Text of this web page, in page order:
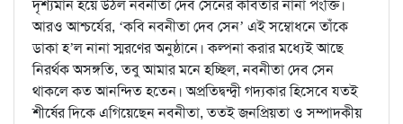
দৃশ্যমান হয়ে উঠল নবনীতা দেব সেনের কবিতার নানা পংক্তি।
আরও আশ্চর্যের, ‘কবি নবনীতা দেব সেন’ এই সম্বোধনে তাঁকে
ডাকা হ’ল নানা স্মরণের অনুষ্ঠানে। কল্পনা করার মধ্যেই আছে
নিরর্থক অসঙ্গতি, তবু আমার মনে হচ্ছিল, নবনীতা দেব সেন
থাকলে কত আনন্দিত হতেন। অপ্রতিদ্বন্দ্বী গদ্যকার হিসেবে যতই
শীর্ষের দিকে এগিয়েছেন নবনীতা, ততই জনপ্রিয়তা ও সম্পাদকীয়